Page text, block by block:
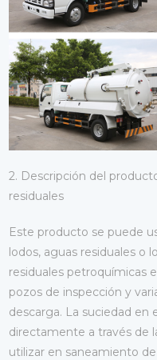
2. Descripción del
residuales
Este producto se puede
lodos, aguas residuales o
residuales petroquímicas
pozos de inspección y
descarga. La suciedad
directamente a través de
utilizar en saneamiento